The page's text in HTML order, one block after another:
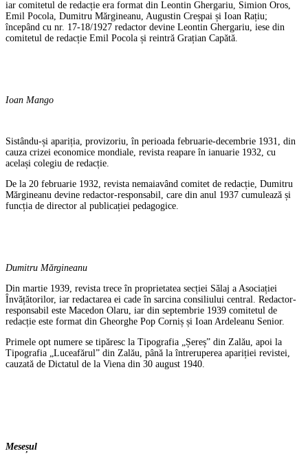
iar comitetul de redacție era format din Leontin Ghergariu, Simion Oros,
Emil Pocola, Dumitru Mărgineanu, Augustin Creșpai și Ioan Rațiu;
începând cu nr. 17-18/1927 redactor devine Leontin Ghergariu, iese din
comitetul de redacție Emil Pocola și reintră Grațian Capătă.
Ioan Mango
Sistându-și apariția, provizoriu, în perioada februarie-decembrie 1931, din
cauza crizei economice mondiale, revista reapare în ianuarie 1932, cu
același colegiu de redacție.
De la 20 februarie 1932, revista nemaiavând comitet de redacție, Dumitru
Mărgineanu devine redactor-responsabil, care din anul 1937 cumulează și
funcția de director al publicației pedagogice.
Dumitru Mărgineanu
Din martie 1939, revista trece în proprietatea secției Sălaj a Asociației
Învățătorilor, iar redactarea ei cade în sarcina consiliului central. Redactor-
responsabil este Macedon Olaru, iar din septembrie 1939 comitetul de
redacție este format din Gheorghe Pop Corniș și Ioan Ardeleanu Senior.
Primele opt numere se tipăresc la Tipografia „Șereș” din Zalău, apoi la
Tipografia „Luceafărul” din Zalău, până la întreruperea apariției revistei,
cauzată de Dictatul de la Viena din 30 august 1940.
Meseșul